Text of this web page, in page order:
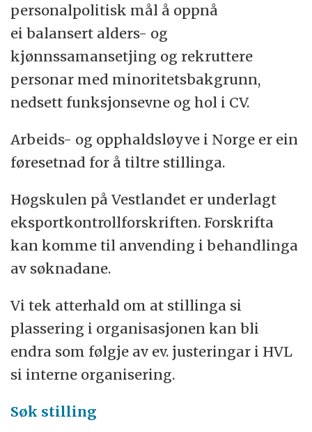
personalpolitisk mål å oppnå
ei balansert alders- og
kjønnssamansetjing og rekruttere
personar med minoritetsbakgrunn,
nedsett funksjonsevne og hol i CV.
Arbeids- og opphaldsløyve i Norge er ein
føresetnad for å tiltre stillinga.
Høgskulen på Vestlandet er underlagt
eksportkontrollforskriften. Forskrifta
kan komme til anvending i behandlinga
av søknadane.
Vi tek atterhald om at stillinga si
plassering i organisasjonen kan bli
endra som følgje av ev. justeringar i HVL
si interne organisering.
Søk stilling